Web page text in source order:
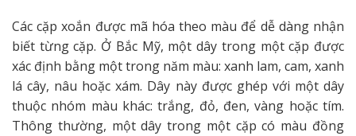
Các cặp xoắn được mã hóa theo màu để dễ dàng nhận
biết từng cặp. Ở Bắc Mỹ, một dây trong một cặp được
xác định bằng một trong năm màu: xanh lam, cam, xanh
lá cây, nâu hoặc xám. Dây này được ghép với một dây
thuộc nhóm màu khác: trắng, đỏ, đen, vàng hoặc tím.
Thông thường, một dây trong một cặp có màu đồng